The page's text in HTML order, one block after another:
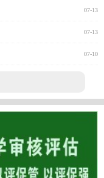
07-13
07-13
07-10